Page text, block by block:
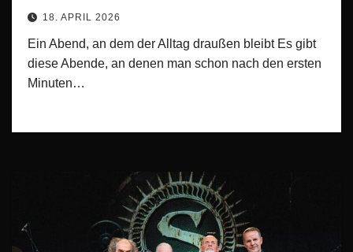
18. APRIL 2026
Ein Abend, an dem der Alltag draußen bleibt Es gibt
diese Abende, an denen man schon nach den ersten
Minuten…